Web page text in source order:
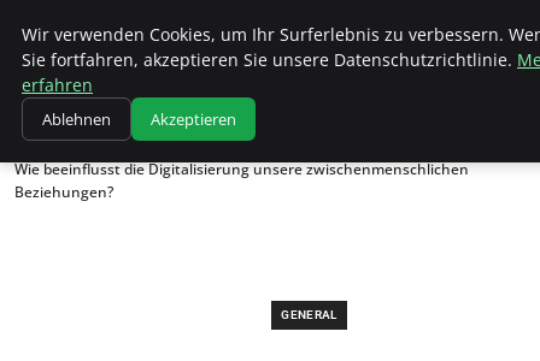
Wk Institut
Startseite
General
Wie beeinflusst die Digitalisierung unsere zwischenmenschlichen
Beziehungen?
GENERAL
Wir verwenden Cookies, um Ihr Surferlebnis zu verbessern.
Sie fortfahren, akzeptieren Sie unsere Datenschutzrichtlinie.
erfahren
Ablehnen Akzeptieren